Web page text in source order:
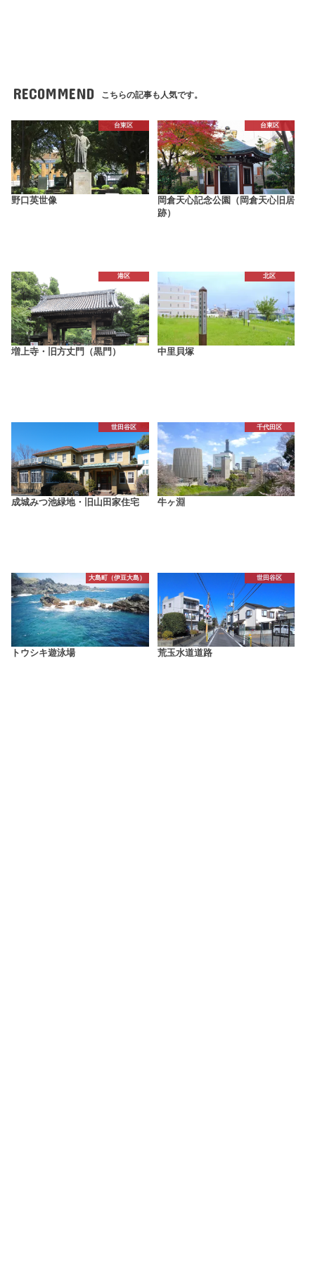
RECOMMEND こちらの記事も人気です。
台東区
野口英世像
台東区
岡倉天心記念公園（岡倉天心旧居
跡）
港区
増上寺・旧方丈門（黒門）
北区
中里貝塚
世田谷区
成城みつ池緑地・旧山田家住宅
千代田区
牛ヶ淵
大島町（伊豆大島）
トウシキ遊泳場
世田谷区
荒玉水道道路